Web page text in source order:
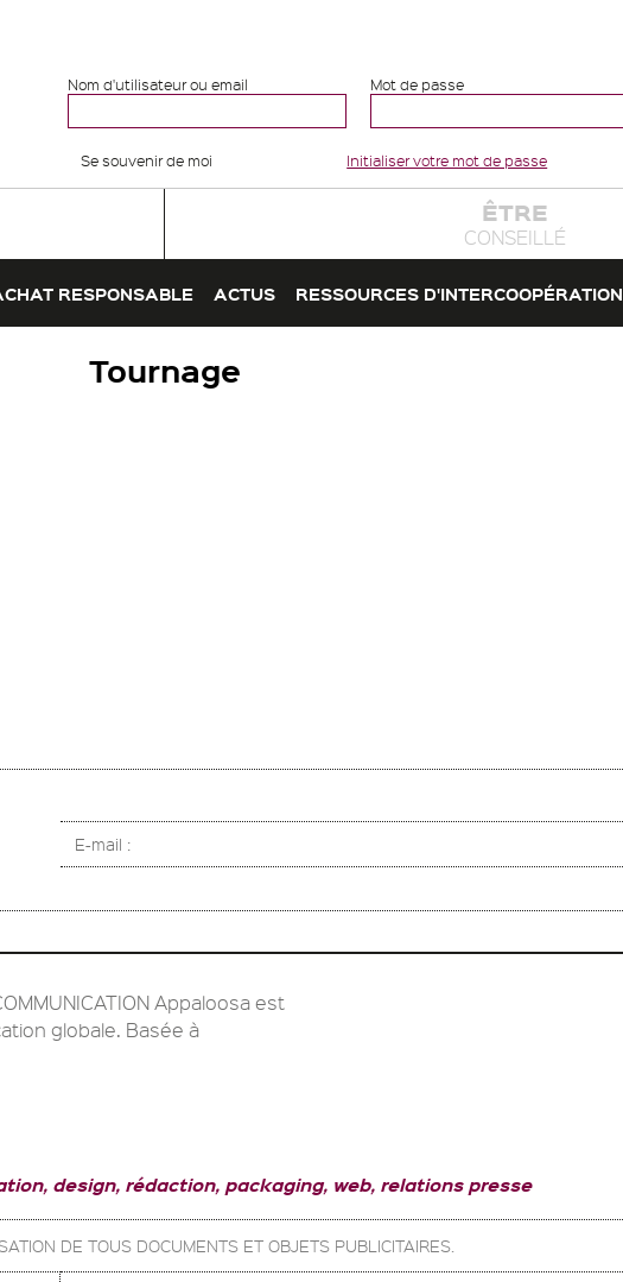
Nom d'utilisateur ou email Mot de passe
Se souvenir de moi Initialiser votre mot de passe
ÊTRE
CONSEILLÉ
RESPONSABLE ACTUS RESSOURCES D'INTERCOOPÉRATION
Tournage
E-mail :
Appaloosa est
globale. Basée à
design, rédaction, packaging, web, relations presse
DE TOUS DOCUMENTS ET OBJETS PUBLICITAIRES.